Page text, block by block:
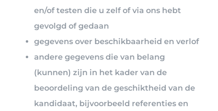
en/of testen die u zelf of via ons hebt
gevolgd of gedaan
gegevens over beschikbaarheid en verlof
andere gegevens die van belang
(kunnen) zijn in het kader van de
beoordeling van de geschiktheid van de
kandidaat, bijvoorbeeld referenties en